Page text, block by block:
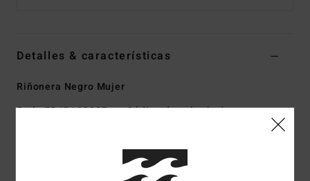
Detalles & características
Riñonera Negro Mujer
StyleEBJBA03007 Código de colorbsd